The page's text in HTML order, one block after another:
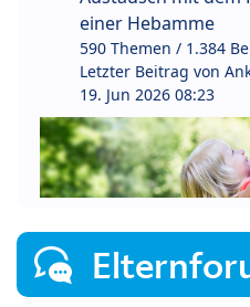
einer Hebamme
590 Themen / 1.384
Letzter Beitrag von
19. Jun 2026 08:23